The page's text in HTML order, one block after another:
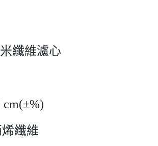
纖維濾心
纖維